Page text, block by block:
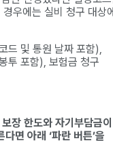
우에는 실비 청구 대상
드 및 통원 날짜 포함),
투 포함), 보험금 청구
장 한도와 자기부담금이
면 아래 ‘파란 버튼’을